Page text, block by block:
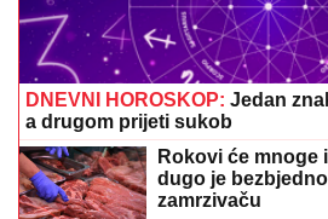
DNEVNI HOROSKOP: Jedan
a drugom prijeti sukob
Rokovi će mnoge
dugo je
zamrzivaču